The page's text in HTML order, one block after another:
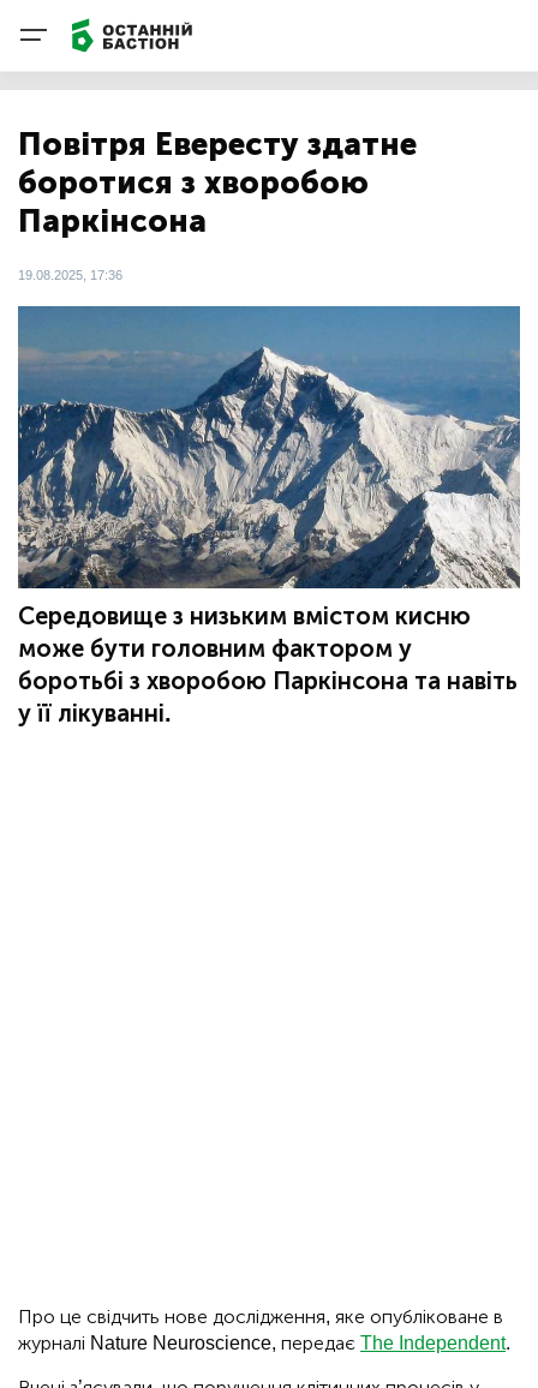
Повітря Евересту здатне
боротися з хворобою
Паркінсона
19.08.2025, 17:36
Середовище з низьким вмістом кисню
може бути головним фактором у
боротьбі з хворобою Паркінсона та навіть
у її лікуванні.
Про це свідчить нове дослідження, яке опубліковане в
журналі Nature Neuroscience, передає The Independent.